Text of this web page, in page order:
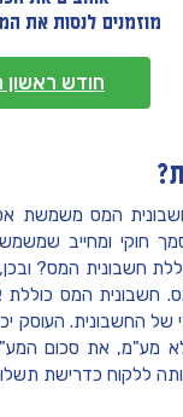
מוזמנים לנסות את
חודש ראשון
המס משמשת
חוקי ומחייב
חשבונית המס?
חשבונית המס
של החשבונית.
מע"מ, את סכום
ללקוח כדרישת